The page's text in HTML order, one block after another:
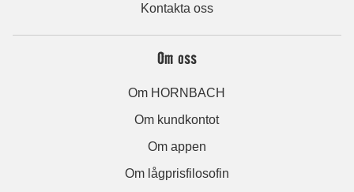
Kontakta oss
Om oss
Om HORNBACH
Om kundkontot
Om appen
Om lågprisfilosofin